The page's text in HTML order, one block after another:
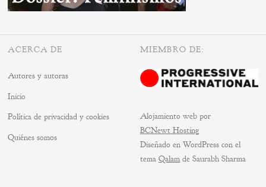
ACERCA DE
Autores y autoras
Inicio
Política de privacidad y cookies
Quiénes somos
MIEMBRO DE:
Alojamiento web por
BCNewt Hosting
Diseñado en WordPress con el
tema Qalamde Saurabh Sharma